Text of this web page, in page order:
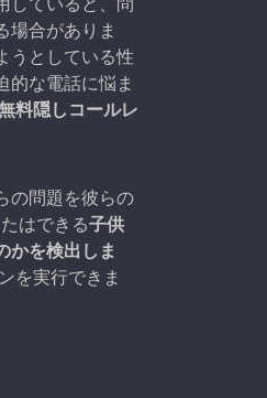
していると、問
場合がありま
うとしている性
的な電話に悩ま
料隠しコールレ
の問題を彼らの
はできる子供
かを検出しま
を実行できま